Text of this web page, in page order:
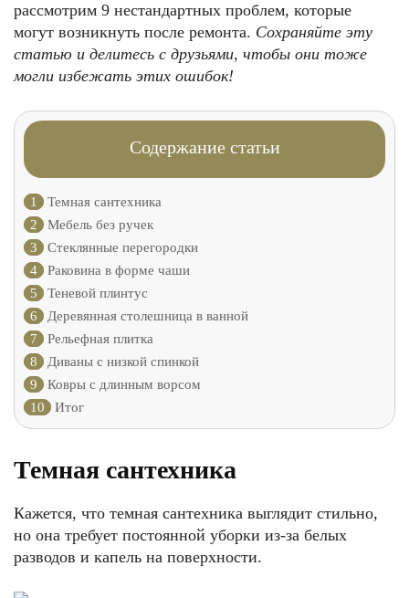
рассмотрим 9 нестандартных проблем, которые
могут возникнуть после ремонта. Сохраняйте эту
статью и делитесь с друзьями, чтобы они тоже
могли избежать этих ошибок!
Содержание статьи
1
Темная сантехника
2
Мебель без ручек
3
Стеклянные перегородки
4
Раковина в форме чаши
5
Теневой плинтус
6
Деревянная столешница в ванной
7
Рельефная плитка
8
Диваны с низкой спинкой
9
Ковры с длинным ворсом
10
Итог
Темная сантехника
Кажется, что темная сантехника выглядит стильно,
но она требует постоянной уборки из-за белых
разводов и капель на поверхности.